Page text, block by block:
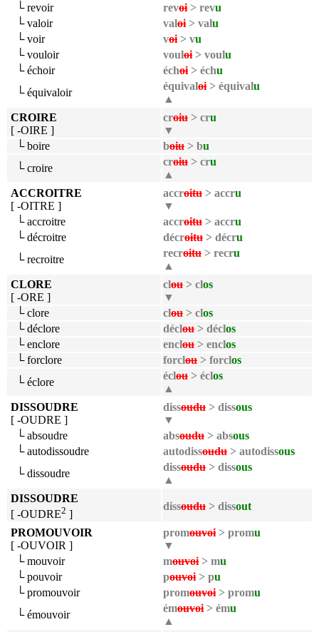
└ revoir
revoi > revu
└ valoir
valoi > valu
└ voir
voi > vu
└ vouloir
vouloi > voulu
└ échoir
échoi > échu
└ équivaloir
équivaloi > équivalu
▲
CROIRE
[ -OIRE ]
croiu > cru
▼
└ boire
boiu > bu
└ croire
croiu > cru
▲
ACCROITRE
[ -OITRE ]
accroitu > accru
▼
└ accroitre
accroitu > accru
└ décroitre
décroitu > décru
└ recroitre
recroitu > recru
▲
CLORE
[ -ORE ]
clou > clos
▼
└ clore
clou > clos
└ déclore
déclou > déclos
└ enclore
enclou > enclos
└ forclore
forclou > forclos
└ éclore
éclou > éclos
▲
DISSOUDRE
[ -OUDRE ]
dissoudu > dissous
▼
└ absoudre
absoudu > absous
└ autodissoudre
autodissoudu > autodissous
└ dissoudre
dissoudu > dissous
▲
DISSOUDRE
[ -OUDRE2 ]
dissoudu > dissout
PROMOUVOIR
[ -OUVOIR ]
promouvoi > promu
▼
└ mouvoir
mouvoi > mu
└ pouvoir
pouvoi > pu
└ promouvoir
promouvoi > promu
└ émouvoir
émouvoi > ému
▲